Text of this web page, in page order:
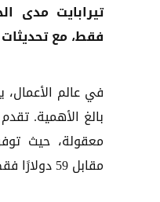
فقط، مع
في عالم الأعمال،
مقابل 59 دولارًا فقط، بدلًا من 467 دولارًا.